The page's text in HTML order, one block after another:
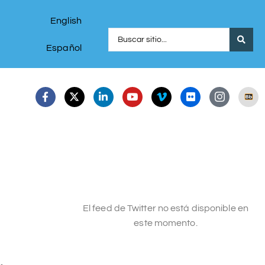
English
Español
El feed de Twitter no está disponible en
este momento.